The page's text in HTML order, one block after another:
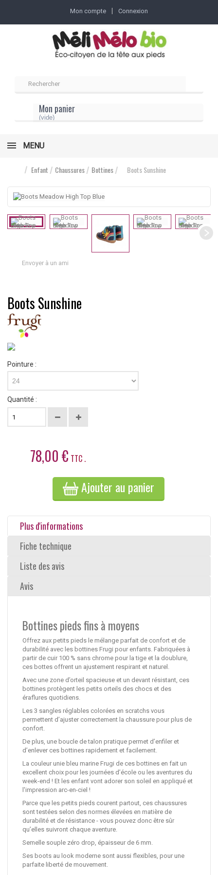
Mon compte Connexion
Mon panier
(vide)
MENU
Enfant Chaussures Bottines Boots Sunshine
Envoyer à un ami
Boots Sunshine
Pointure :
24
Quantité :
78,00 € TTC .
Ajouter au panier
Plus d'informations
Fiche technique
Liste des avis
Avis
Bottines pieds fins à moyens
Offrez aux petits pieds le mélange parfait de confort et de
durabilité avec les bottines Frugi pour enfants. Fabriquées à
partir de cuir 100 % sans chrome pour la tige et la doublure,
ces bottes offrent un ajustement respirant et naturel.
Avec une zone d’orteil spacieuse et un devant résistant, ces
bottines protègent les petits orteils des chocs et des
éraflures quotidiens.
Les 3 sangles réglables colorées en scratchs vous
permettent d’ajuster correctement la chaussure pour plus de
confort.
De plus, une boucle de talon pratique permet d’enfiler et
d’enlever ces bottines rapidement et facilement.
La couleur unie bleu marine Frugi de ces bottines en fait un
excellent choix pour les journées d’école ou les aventures du
week-end ! Et les enfant vont adorer son soleil en appliqué et
l'impression arc-en-ciel !
Parce que les petits pieds courent partout, ces chaussures
sont testées selon des normes élevées en matière de
durabilité et de résistance - vous pouvez donc être sûr
qu’elles suivront chaque aventure.
Semelle souple zéro drop, épaisseur de 6 mm.
Ses boots au look moderne sont aussi flexibles, pour une
parfaite liberté de mouvement.